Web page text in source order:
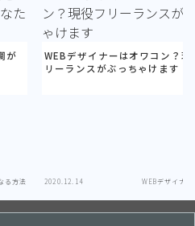
が
る方法
WEBデザイナーはオワコン？現
リーランスがぶっちゃけます
2020.12.14 WEBデザイナ